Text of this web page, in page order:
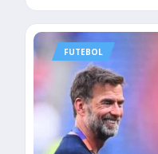
FUTEBOL